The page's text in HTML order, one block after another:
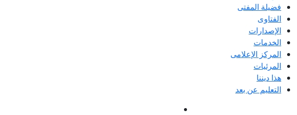
فضيلة المفتى
الفتاوى
الإصدارات
الخدمات
المركز الإعلامى
المرئيات
هذا ديننا
التعليم عن بعد